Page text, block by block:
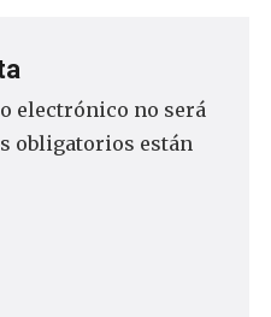
electrónico no será
obligatorios están